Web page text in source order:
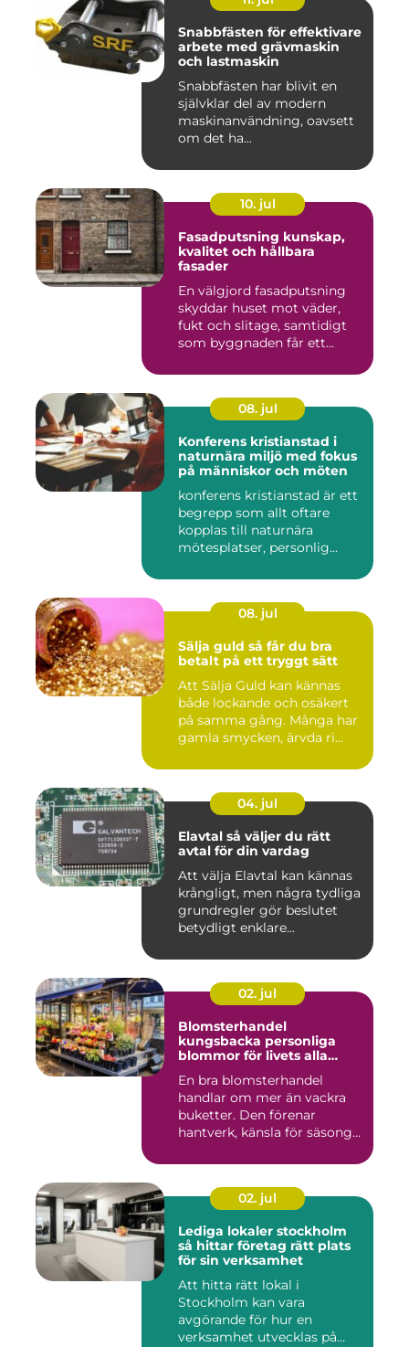
Snabbfästen för effektivare
arbete med grävmaskin
och lastmaskin
Snabbfästen har blivit en
självklar del av modern
maskinanvändning, oavsett
om det ha...
10. jul
Fasadputsning kunskap,
kvalitet och hållbara
fasader
En välgjord fasadputsning
skyddar huset mot väder,
fukt och slitage, samtidigt
som byggnaden får ett...
08. jul
Konferens kristianstad i
naturnära miljö med fokus
på människor och möten
konferens kristianstad är ett
begrepp som allt oftare
kopplas till naturnära
mötesplatser, personlig...
08. jul
Sälja guld så får du bra
betalt på ett tryggt sätt
Att Sälja Guld kan kännas
både lockande och osäkert
på samma gång. Många har
gamla smycken, ärvda ri...
04. jul
Elavtal så väljer du rätt
avtal för din vardag
Att välja Elavtal kan kännas
krångligt, men några tydliga
grundregler gör beslutet
betydligt enklare...
02. jul
Blomsterhandel
kungsbacka personliga
blommor för livets alla
En bra blomsterhandel
handlar om mer än vackra
buketter. Den förenar
hantverk, känsla för säsong
02. jul
Lediga lokaler stockholm
så hittar företag rätt plats
för sin verksamhet
Att hitta rätt lokal i
Stockholm kan vara
avgörande för hur en
verksamhet utvecklas på